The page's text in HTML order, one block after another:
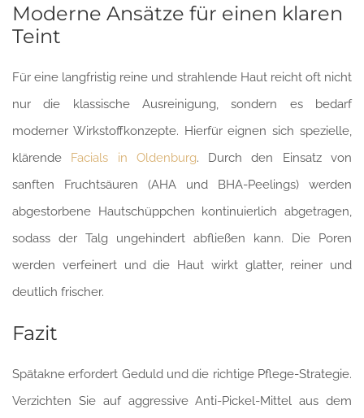
Moderne Ansätze für einen klaren
Teint
Für eine langfristig reine und strahlende Haut reicht oft nicht
nur die klassische Ausreinigung, sondern es bedarf
moderner Wirkstoffkonzepte. Hierfür eignen sich spezielle,
klärende Facials in Oldenburg. Durch den Einsatz von
sanften Fruchtsäuren (AHA und BHA-Peelings) werden
abgestorbene Hautschüppchen kontinuierlich abgetragen,
sodass der Talg ungehindert abfließen kann. Die Poren
werden verfeinert und die Haut wirkt glatter, reiner und
deutlich frischer.
Fazit
Spätakne erfordert Geduld und die richtige Pflege-Strategie.
Verzichten Sie auf aggressive Anti-Pickel-Mittel aus dem